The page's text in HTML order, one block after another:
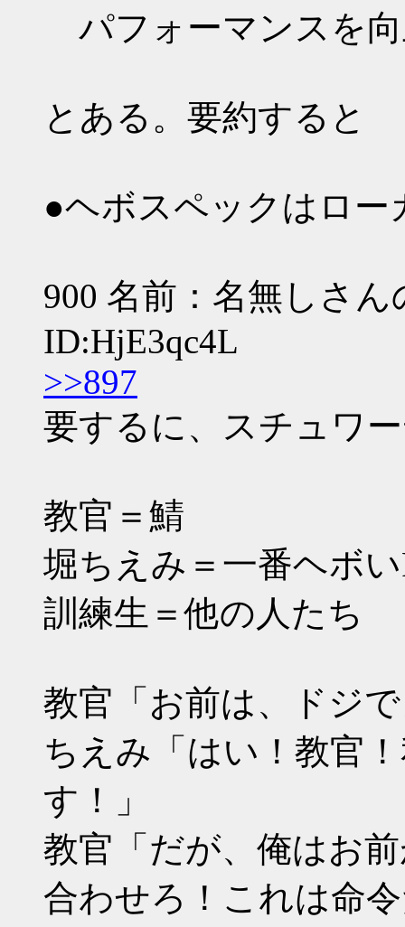
パフォーマンスを
とある。要約すると
●ヘボスペックはロー
900 名前：名無しさん
ID:HjE3qc4L
>>897
要するに、スチュワ
教官＝鯖
堀ちえみ＝一番ヘボ
訓練生＝他の人たち
教官「お前は、ドジ
ちえみ「はい！教官
す！」
教官「だが、俺はお
合わせろ！これは命